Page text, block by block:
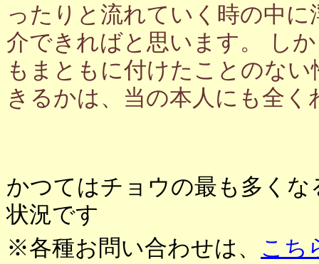
ったりと流れていく時の中
介できればと思います。 し
もまともに付けたことのな
きるかは、当の本人にも全く
かつてはチョウの最も多く
状況です
※各種お問い合わせは、 こち